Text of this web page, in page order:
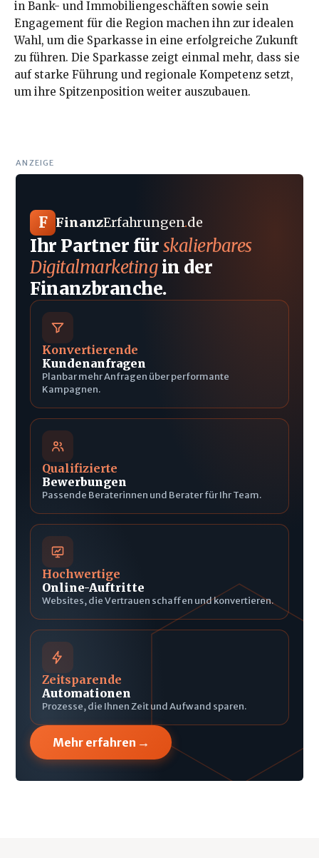
in Bank- und Immobiliengeschäften sowie sein
Engagement für die Region machen ihn zur idealen
Wahl, um die Sparkasse in eine erfolgreiche Zukunft
zu führen. Die Sparkasse zeigt einmal mehr, dass sie
auf starke Führung und regionale Kompetenz setzt,
um ihre Spitzenposition weiter auszubauen.
ANZEIGE
F FinanzErfahrungen.de
Ihr Partner fürskalierbares
Digitalmarketingin der
Finanzbranche.
Konvertierende
Kundenanfragen
Planbar mehr Anfragen über performante
Kampagnen.
Qualifizierte
Bewerbungen
Passende Beraterinnen und Berater für Ihr Team.
Hochwertige
Online-Auftritte
Websites, die Vertrauen schaffen und konvertieren.
Zeitsparende
Automationen
Prozesse, die Ihnen Zeit und Aufwand sparen.
Mehr erfahren →